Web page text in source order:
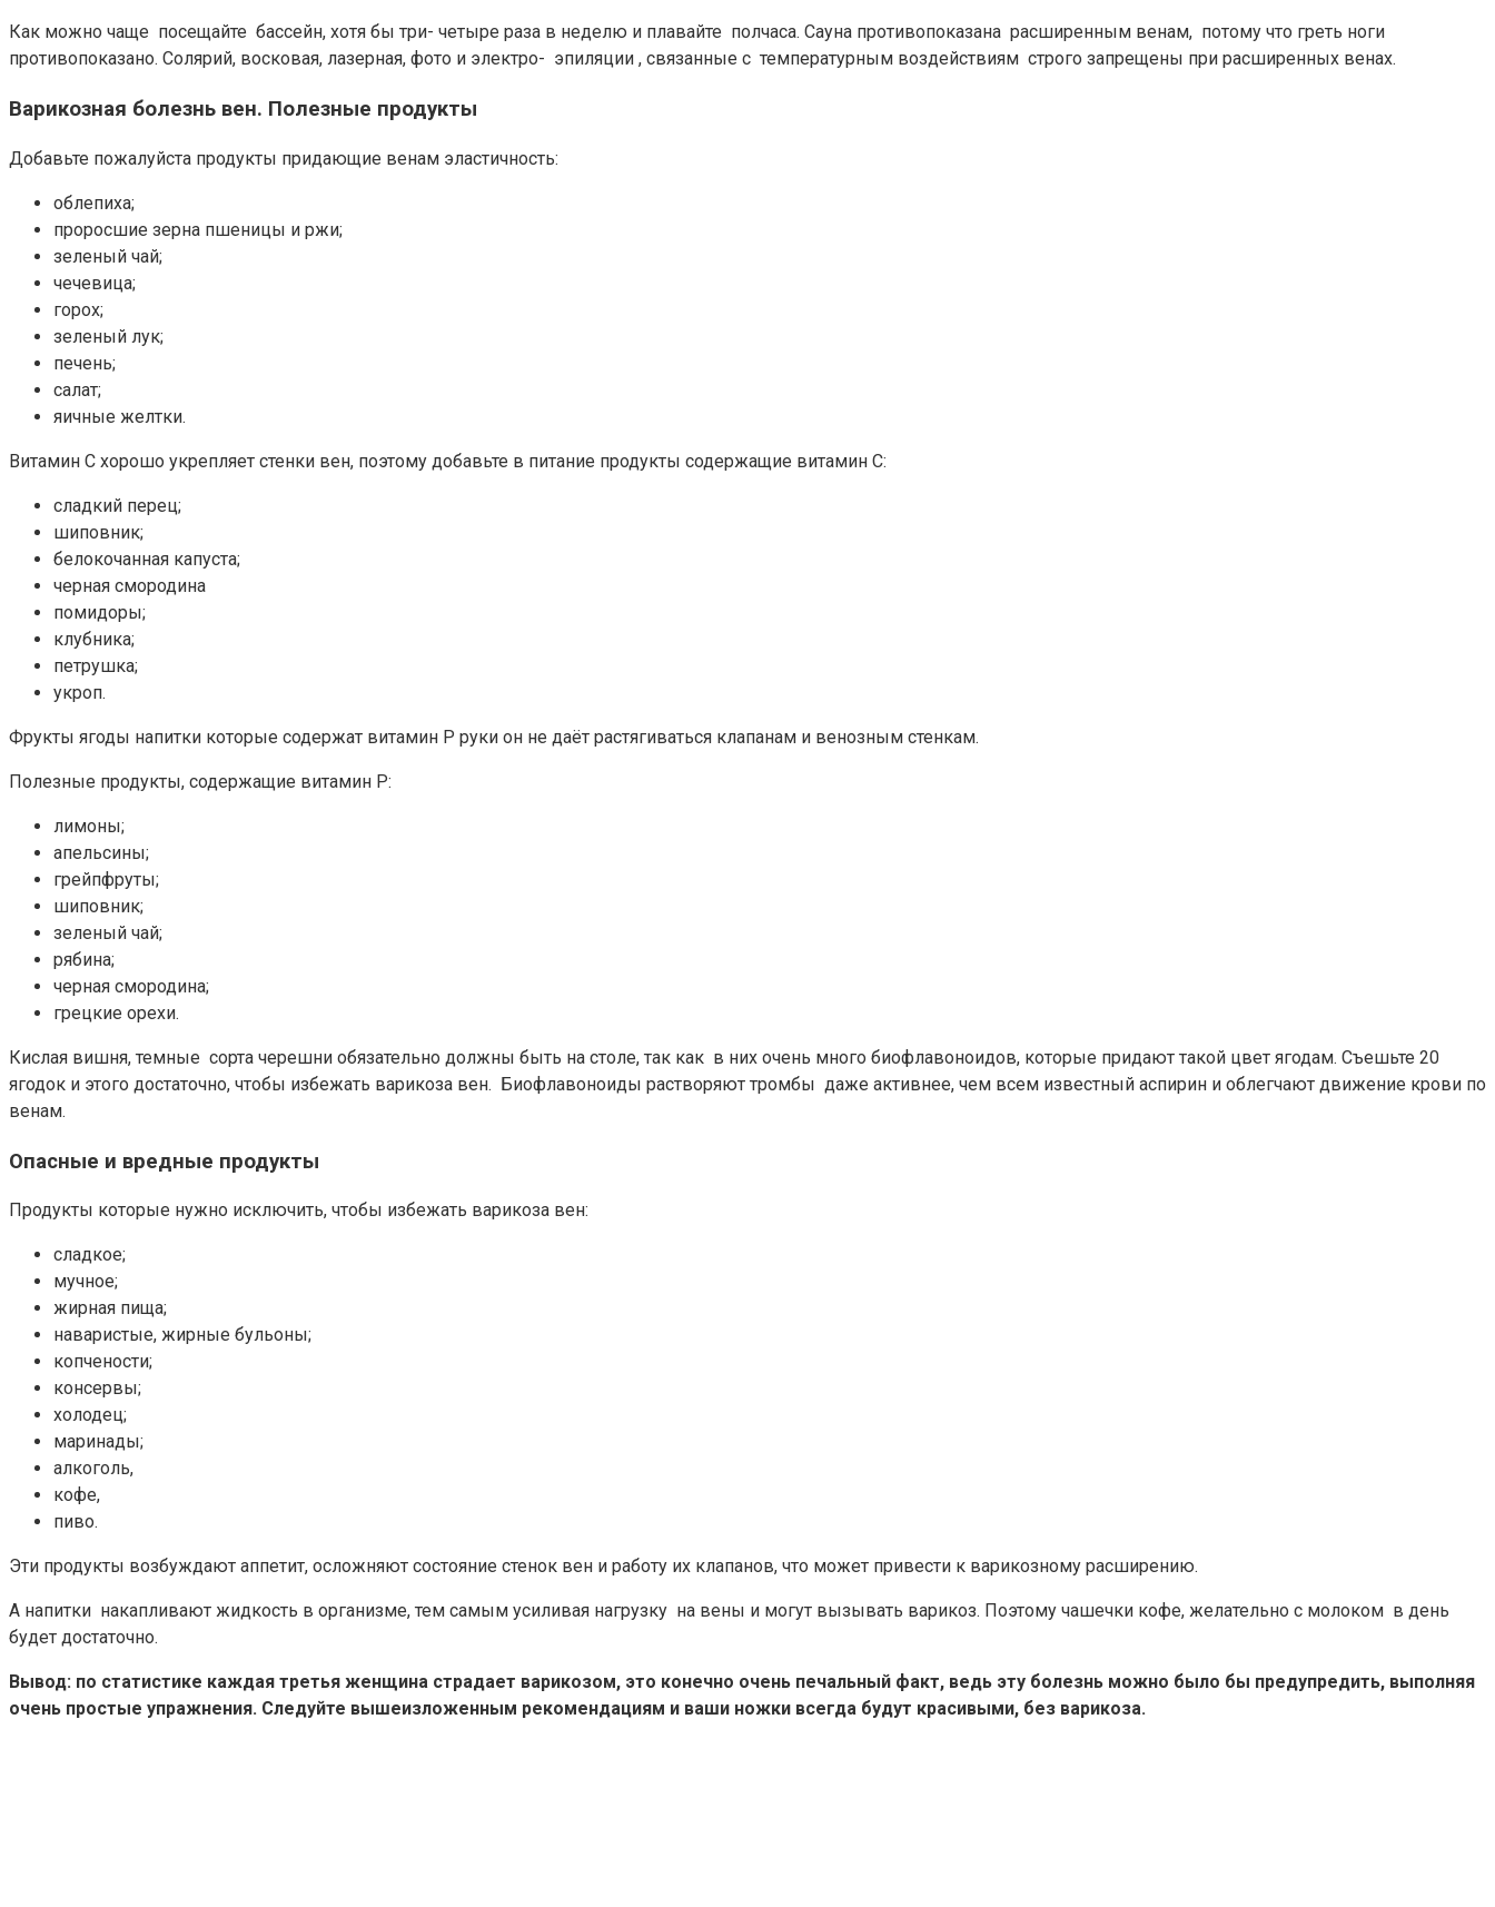
Как можно чаще посещайте бассейн, хотя бы три- четыре раза в неделю и плавайте полчаса. Сауна противопоказана расширенным венам, потому что греть ноги
противопоказано. Солярий, восковая, лазерная, фото и электро- эпиляции , связанные с температурным воздействиям строго запрещены при расширенных венах.
Варикозная болезнь вен. Полезные продукты
Добавьте пожалуйста продукты придающие венам эластичность:
облепиха;
проросшие зерна пшеницы и ржи;
зеленый чай;
чечевица;
горох;
зеленый лук;
печень;
салат;
яичные желтки.
Витамин С хорошо укрепляет стенки вен, поэтому добавьте в питание продукты содержащие витамин С:
сладкий перец;
шиповник;
белокочанная капуста;
черная смородина
помидоры;
клубника;
петрушка;
укроп.
Фрукты ягоды напитки которые содержат витамин Р руки он не даёт растягиваться клапанам и венозным стенкам.
Полезные продукты, содержащие витамин Р:
лимоны;
апельсины;
грейпфруты;
шиповник;
зеленый чай;
рябина;
черная смородина;
грецкие орехи.
Кислая вишня, темные сорта черешни обязательно должны быть на столе, так как в них очень много биофлавоноидов, которые придают такой цвет ягодам. Съешьте 20
ягодок и этого достаточно, чтобы избежать варикоза вен. Биофлавоноиды растворяют тромбы даже активнее, чем всем известный аспирин и облегчают движение крови по
венам.
Опасные и вредные продукты
Продукты которые нужно исключить, чтобы избежать варикоза вен:
сладкое;
мучное;
жирная пища;
наваристые, жирные бульоны;
копчености;
консервы;
холодец;
маринады;
алкоголь,
кофе,
пиво.
Эти продукты возбуждают аппетит, осложняют состояние стенок вен и работу их клапанов, что может привести к варикозному расширению.
А напитки накапливают жидкость в организме, тем самым усиливая нагрузку на вены и могут вызывать варикоз. Поэтому чашечки кофе, желательно с молоком в день
будет достаточно.
Вывод: по статистике каждая третья женщина страдает варикозом, это конечно очень печальный факт, ведь эту болезнь можно было бы предупредить, выполняя
очень простые упражнения. Следуйте вышеизложенным рекомендациям и ваши ножки всегда будут красивыми, без варикоза.